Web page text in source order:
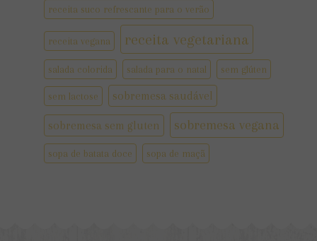
receita suco refrescante para o verão
receita vegana receita vegetariana
salada colorida salada para o natal sem glúten
sem lactose sobremesa saudável
sobremesa sem gluten sobremesa vegana
sopa de batata doce sopa de maçã